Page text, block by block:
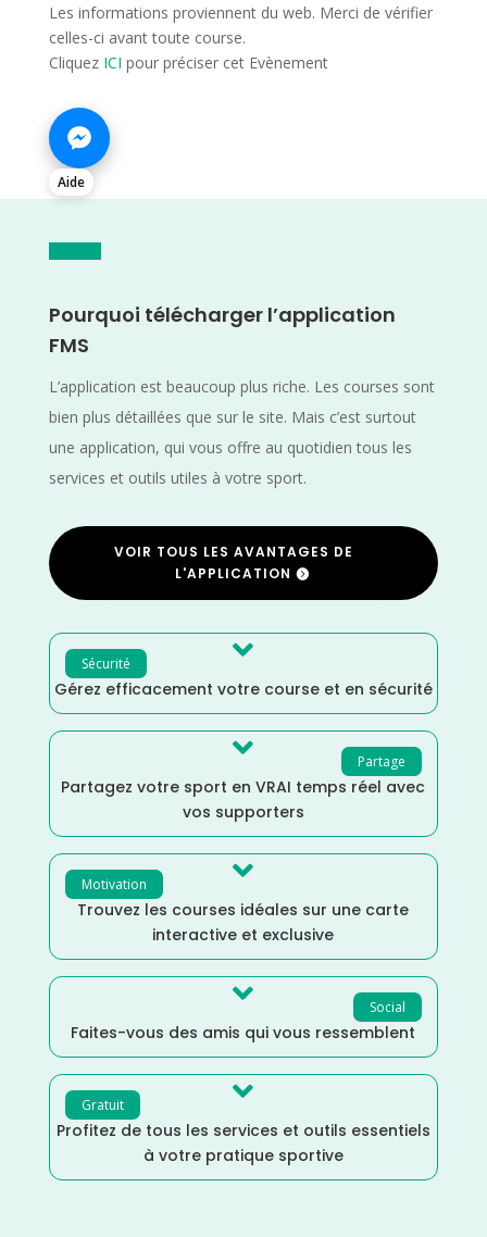
Les informations proviennent du web. Merci de vérifier
celles-ci avant toute course.
Cliquez ICI pour préciser cet Evènement
Aide
Pourquoi télécharger l’application
FMS
L’application est beaucoup plus riche. Les courses sont
bien plus détaillées que sur le site. Mais c’est surtout
une application, qui vous offre au quotidien tous les
services et outils utiles à votre sport.
VOIR TOUS LES AVANTAGES DE
L'APPLICATION
Sécurité 
Gérez efficacement votre course et en sécurité
Partage

Partagez votre sport en VRAI temps réel avec
vos supporters
Motivation 
Trouvez les courses idéales sur une carte
interactive et exclusive
Social

Faites-vous des amis qui vous ressemblent
Gratuit 
Profitez de tous les services et outils essentiels
à votre pratique sportive